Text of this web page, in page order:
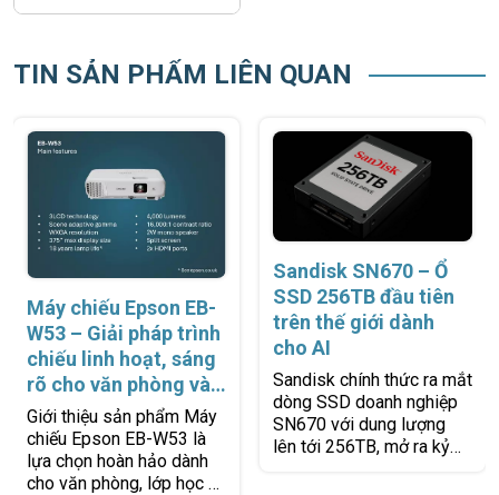
TIN SẢN PHẨM LIÊN QUAN
Máy chiếu Epson EB-
W53 – Giải pháp trình
chiếu linh hoạt, sáng
rõ cho văn phòng và
lớp học
Giới thiệu sản phẩm Máy
chiếu Epson EB-W53 là
lựa chọn hoàn hảo dành
cho văn phòng, lớp học và
Sandisk SN670 – Ổ
SSD 256TB đầu tiên
trên thế giới dành
cho AI
Sandisk chính thức ra mắt
dòng SSD doanh nghiệp
SN670 với dung lượng
lên tới 256TB, mở ra kỷ